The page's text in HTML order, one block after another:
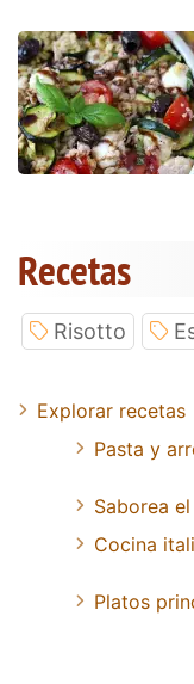
Recetas
Risotto
Explorar recetas
Pasta y
Saborea
Cocina
Platos